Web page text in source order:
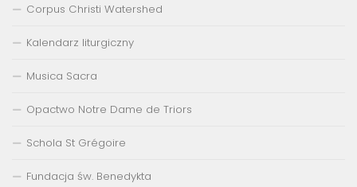
Corpus Christi Watershed
Kalendarz liturgiczny
Musica Sacra
Opactwo Notre Dame de Triors
Schola St Grégoire
Fundacja św. Benedykta